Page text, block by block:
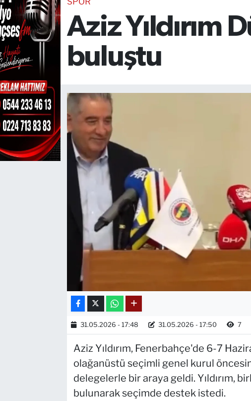
Aziz Yıldırım
buluştu
31.05.2026 - 17:48 31.05.2026 - 17:50 7
Aziz Yıldırım, Fenerbahçe'de 6-7
olağanüstü seçimli genel kurul
delegelerle bir araya geldi. Yıldırım,
bulunarak seçimde destek istedi.
TEKNOLOJİ
CANLI DİNLE
RESMİ İLANLAR
Gencsesfm Canlı Dinle